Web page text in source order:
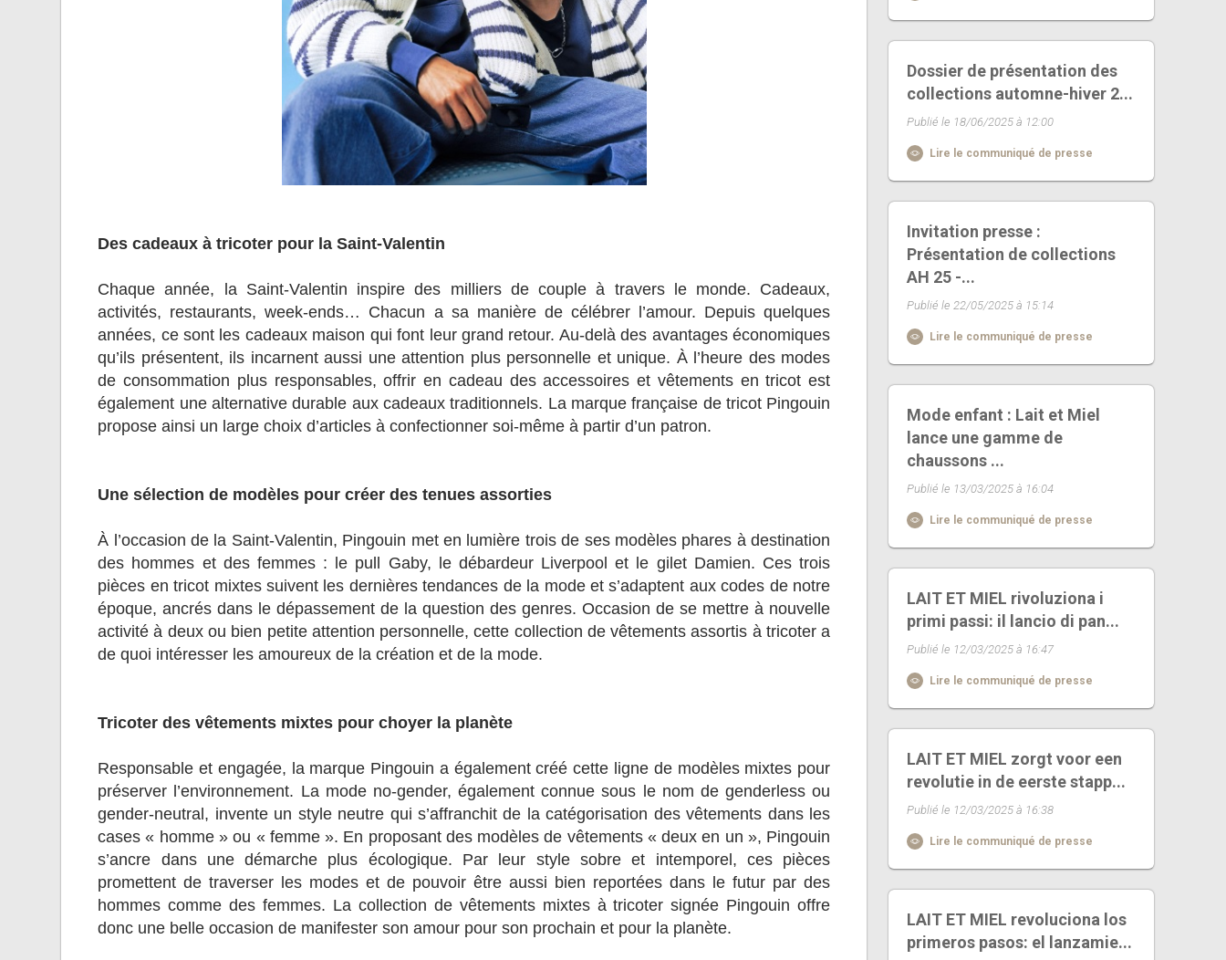
Des cadeaux à tricoter pour la Saint-Valentin
Chaque année, la Saint-Valentin inspire des milliers de couple à travers le monde. Cadeaux,
activités, restaurants, week-ends… Chacun a sa manière de célébrer l’amour. Depuis quelques
années, ce sont les cadeaux maison qui font leur grand retour. Au-delà des avantages économiques
qu’ils présentent, ils incarnent aussi une attention plus personnelle et unique. À l’heure des modes
de consommation plus responsables, offrir en cadeau des accessoires et vêtements en tricot est
également une alternative durable aux cadeaux traditionnels. La marque française de tricot Pingouin
propose ainsi un large choix d’articles à confectionner soi-même à partir d’un patron.
Une sélection de modèles pour créer des tenues assorties
À l’occasion de la Saint-Valentin, Pingouin met en lumière trois de ses modèles phares à destination
des hommes et des femmes : le pull Gaby, le débardeur Liverpool et le gilet Damien. Ces trois
pièces en tricot mixtes suivent les dernières tendances de la mode et s’adaptent aux codes de notre
époque, ancrés dans le dépassement de la question des genres. Occasion de se mettre à nouvelle
activité à deux ou bien petite attention personnelle, cette collection de vêtements assortis à tricoter a
de quoi intéresser les amoureux de la création et de la mode.
Tricoter des vêtements mixtes pour choyer la planète
Responsable et engagée, la marque Pingouin a également créé cette ligne de modèles mixtes pour
préserver l’environnement. La mode no-gender, également connue sous le nom de genderless ou
gender-neutral, invente un style neutre qui s’affranchit de la catégorisation des vêtements dans les
cases « homme » ou « femme ». En proposant des modèles de vêtements « deux en un », Pingouin
s’ancre dans une démarche plus écologique. Par leur style sobre et intemporel, ces pièces
promettent de traverser les modes et de pouvoir être aussi bien reportées dans le futur par des
hommes comme des femmes. La collection de vêtements mixtes à tricoter signée Pingouin offre
donc une belle occasion de manifester son amour pour son prochain et pour la planète.
Dossier de présentation des
collections automne-hiver 2...
Publié le 18/06/2025 à 12:00
Lire le communiqué de presse
Invitation presse :
Présentation de collections
AH 25 -...
Publié le 22/05/2025 à 15:14
Lire le communiqué de presse
Mode enfant : Lait et Miel
lance une gamme de
chaussons ...
Publié le 13/03/2025 à 16:04
Lire le communiqué de presse
LAIT ET MIEL rivoluziona i
primi passi: il lancio di pan...
Publié le 12/03/2025 à 16:47
Lire le communiqué de presse
LAIT ET MIEL zorgt voor een
revolutie in de eerste stapp...
Publié le 12/03/2025 à 16:38
Lire le communiqué de presse
LAIT ET MIEL revoluciona los
primeros pasos: el lanzamie...